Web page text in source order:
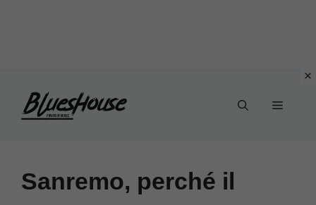
Menu
Sanremo, perché il